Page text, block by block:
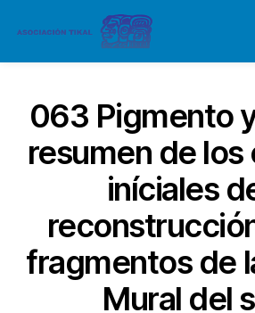
063 Pigmento
resumen de
iníciales
fragmentos de
Mural del